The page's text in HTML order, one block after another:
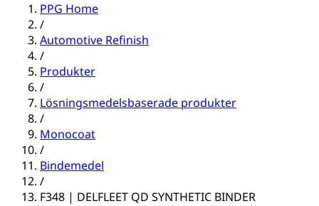
PPG Home
/
Automotive Refinish
/
Produkter
/
Lösningsmedelsbaserade produkter
/
Monocoat
/
Bindemedel
/
F348 | DELFLEET QD SYNTHETIC BINDER